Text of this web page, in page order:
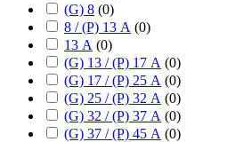
(G) 8 (0)
8 / (P) 13 А (0)
13 А (0)
(G) 13 / (P) 17 А (0)
(G) 17 / (P) 25 А (0)
(G) 25 / (P) 32 А (0)
(G) 32 / (P) 37 А (0)
(G) 37 / (P) 45 А (0)